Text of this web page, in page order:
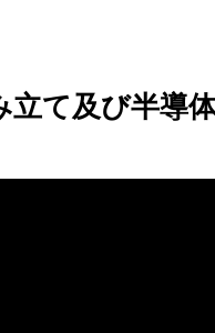
て及び半導